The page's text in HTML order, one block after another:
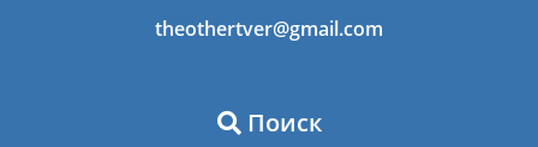
theothertver@gmail.com
Поиск